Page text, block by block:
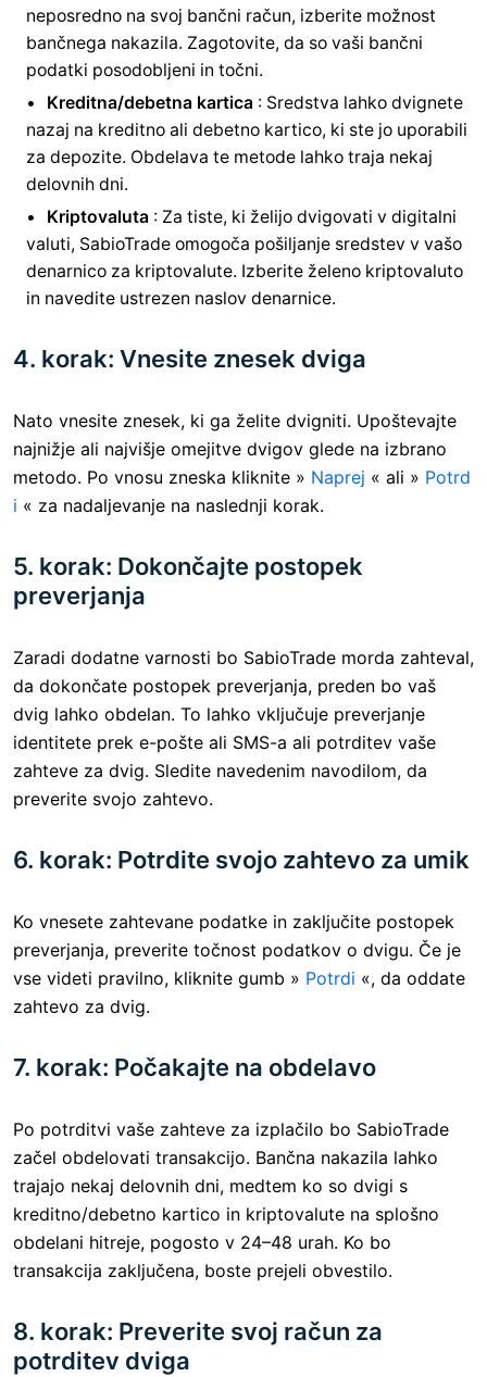
neposredno na svoj bančni račun, izberite možnost
bančnega nakazila. Zagotovite, da so vaši bančni
podatki posodobljeni in točni.
Kreditna/debetna kartica : Sredstva lahko dvignete
nazaj na kreditno ali debetno kartico, ki ste jo uporabili
za depozite. Obdelava te metode lahko traja nekaj
delovnih dni.
Kriptovaluta : Za tiste, ki želijo dvigovati v digitalni
valuti, SabioTrade omogoča pošiljanje sredstev v vašo
denarnico za kriptovalute. Izberite želeno kriptovaluto
in navedite ustrezen naslov denarnice.
4. korak: Vnesite znesek dviga
Nato vnesite znesek, ki ga želite dvigniti. Upoštevajte
najnižje ali najvišje omejitve dvigov glede na izbrano
metodo. Po vnosu zneska kliknite » Naprej « ali » Potrd
i « za nadaljevanje na naslednji korak.
5. korak: Dokončajte postopek
preverjanja
Zaradi dodatne varnosti bo SabioTrade morda zahteval,
da dokončate postopek preverjanja, preden bo vaš
dvig lahko obdelan. To lahko vključuje preverjanje
identitete prek e-pošte ali SMS-a ali potrditev vaše
zahteve za dvig. Sledite navedenim navodilom, da
preverite svojo zahtevo.
6. korak: Potrdite svojo zahtevo za umik
Ko vnesete zahtevane podatke in zaključite postopek
preverjanja, preverite točnost podatkov o dvigu. Če je
vse videti pravilno, kliknite gumb » Potrdi «, da oddate
zahtevo za dvig.
7. korak: Počakajte na obdelavo
Po potrditvi vaše zahteve za izplačilo bo SabioTrade
začel obdelovati transakcijo. Bančna nakazila lahko
trajajo nekaj delovnih dni, medtem ko so dvigi s
kreditno/debetno kartico in kriptovalute na splošno
obdelani hitreje, pogosto v 24–48 urah. Ko bo
transakcija zaključena, boste prejeli obvestilo.
8. korak: Preverite svoj račun za
potrditev dviga